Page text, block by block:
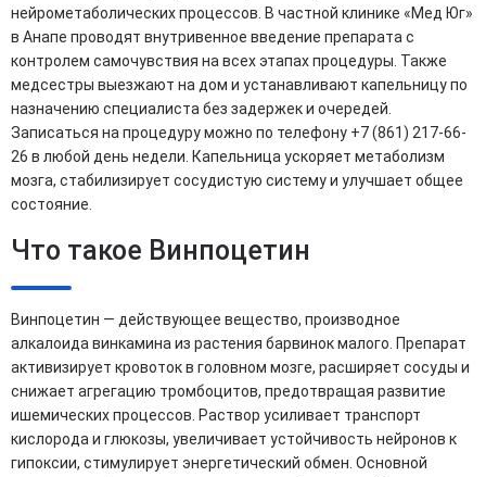
нейрометаболических процессов. В частной клинике «Мед Юг»
в Анапе проводят внутривенное введение препарата с
контролем самочувствия на всех этапах процедуры. Также
медсестры выезжают на дом и устанавливают капельницу по
назначению специалиста без задержек и очередей.
Записаться на процедуру можно по телефону +7 (861) 217-66-
26 в любой день недели. Капельница ускоряет метаболизм
мозга, стабилизирует сосудистую систему и улучшает общее
состояние.
Что такое Винпоцетин
Винпоцетин — действующее вещество, производное
алкалоида винкамина из растения барвинок малого. Препарат
активизирует кровоток в головном мозге, расширяет сосуды и
снижает агрегацию тромбоцитов, предотвращая развитие
ишемических процессов. Раствор усиливает транспорт
кислорода и глюкозы, увеличивает устойчивость нейронов к
гипоксии, стимулирует энергетический обмен. Основной